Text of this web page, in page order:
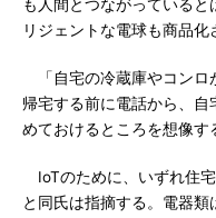
も人間とつながっている
リジェントな電球も商品化
「自宅の冷蔵庫やコンロ
帰宅する前に電話から、
めておけるところを想像す
IoTのために、いずれ住
と同氏は指摘する。電器